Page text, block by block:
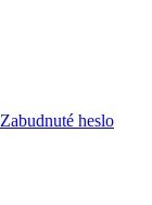
Zabudnuté heslo